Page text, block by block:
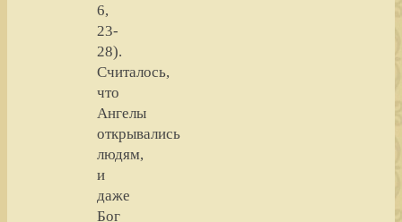
6,
23-
28).
Считалось,
что
Ангелы
открывались
людям,
и
даже
Бог